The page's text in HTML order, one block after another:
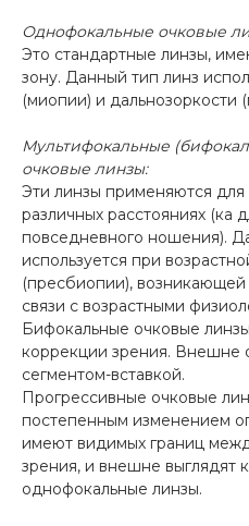
Однофокальные очковые
Это стандартные линзы,
зону. Данный тип линз
(миопии) и дальнозоркости
Мультифокальные
очковые линзы:
Эти линзы применяются
различных расстояниях (ка
повседневного ношения).
используется при
(пресбиопии),
связи с возрастными
Бифокальные очковые
коррекции зрения. Внешне
сегментом-вставкой.
Прогрессивные очковые
постепенным изменением
имеют видимых границ
зрения, и внешне выглядят
однофокальные линзы.